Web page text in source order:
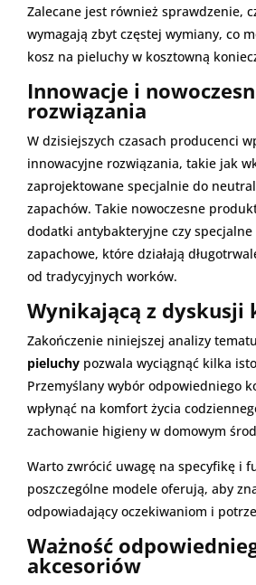
Zalecane jest również sprawdzenie,
wymagają zbyt częstej wymiany, co
kosz na pieluchy w kosztowną
Innowacje i
rozwiązania
W dzisiejszych czasach producenci
innowacyjne rozwiązania, takie jak
zaprojektowane specjalnie do
zapachów. Takie nowoczesne
dodatki antybakteryjne czy specjalne
zapachowe, które działają
od tradycyjnych worków.
Wynikającą z dyskusji
Zakończenie niniejszej analizy tematu
pieluchy pozwala wyciągnąć kilka
Przemyślany wybór odpowiedniego
wpłynąć na komfort życia
zachowanie higieny w domowym
Warto zwrócić uwagę na specyfikę i
poszczególne modele oferują, aby
odpowiadający oczekiwaniom i
Ważność
akcesoriów